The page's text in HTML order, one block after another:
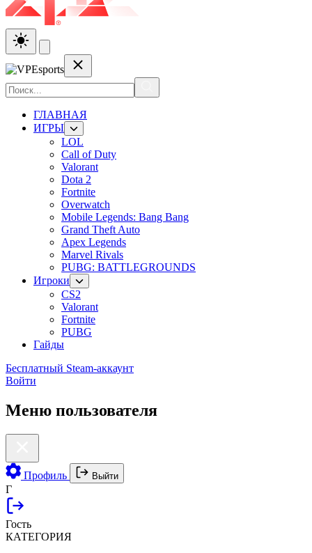
ГЛАВНАЯ
ИГРЫ
LOL
Call of Duty
Valorant
Dota 2
Fortnite
Overwatch
Mobile Legends: Bang Bang
Grand Theft Auto
Apex Legends
Marvel Rivals
PUBG: BATTLEGROUNDS
Игроки
CS2
Valorant
Fortnite
PUBG
Гайды
Бесплатный Steam-аккаунт
Войти
Меню пользователя
Профиль Выйти
Г
Гость
КАТЕГОРИЯ